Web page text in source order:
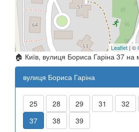
Leaflet | ©
🏠 Київ, вулиця Бориса Гаріна 37 на
вулиця Бориса Гаріна
25 28 29 31 32
37
38 39